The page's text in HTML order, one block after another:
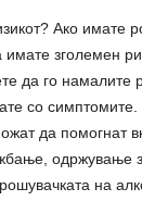
Ако имате
зголемен
да го намалите
со
да помогнат
одржување
на